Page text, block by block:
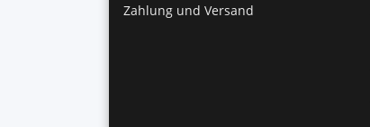
Zahlung und Versand